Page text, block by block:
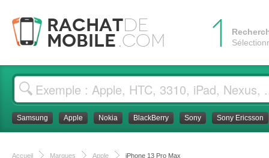
Rachatde
Mobile .com 1
Samsung Apple Nokia BlackBerry Sony Sony Ericsson
Accueil Marques Apple iPhone 13 Pro Max